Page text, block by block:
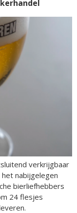
verkrijgbaar
nabijgelegen
bierliefhebbers
24 flesjes